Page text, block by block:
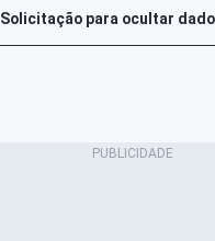
Solicitação para ocultar